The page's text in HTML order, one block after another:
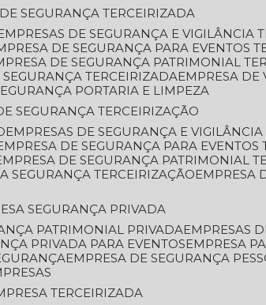
DE SEGURANÇA TERCEIRIZADA
EMPRESAS DE SEGURANÇA E VIGILÂNCIA
DE SEGURANÇA PARA EVENTOS
DE SEGURANÇA PATRIMONIAL
SEGURANÇA TERCEIRIZADA
EMPRESA
PORTARIA E LIMPEZA
SEGURANÇA TERCEIRIZAÇÃO
EMPRESAS DE SEGURANÇA E
EMPRESA DE SEGURANÇA PARA EVENTOS
EMPRESA DE SEGURANÇA PATRIMONIAL
SEGURANÇA TERCEIRIZAÇÃO
SEGURANÇA PRIVADA
PATRIMONIAL PRIVADA
EMPRESAS
PRIVADA PARA EVENTOS
EMPRESA
EMPRESA DE SEGURANÇA
TERCEIRIZADA